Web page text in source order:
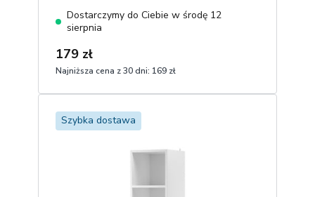
Dostarczymy do Ciebie w środę 12
sierpnia
179 zł
Najniższa cena z 30 dni: 169 zł
1
Szybka dostawa